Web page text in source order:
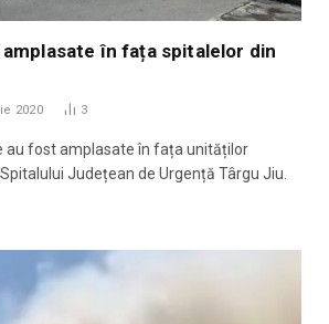
în fața spitalelor din
2020 3
au fost amplasate în fața unităților
Județean de Urgență Târgu Jiu.